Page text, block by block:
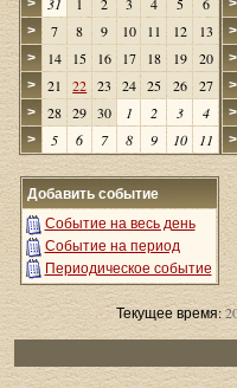
>
> 7 8 9 10 11 12 13
> 14 15 16 17 18 19 20
> 21 22 23 24 25 26 27
> 28 29 30 1 2 3 4
> 5 6 7 8 9 10 11
>
>
>
>
>
>
Добавить событие
Событие на весь день
Событие на период
Периодическое событие
Текущее время: